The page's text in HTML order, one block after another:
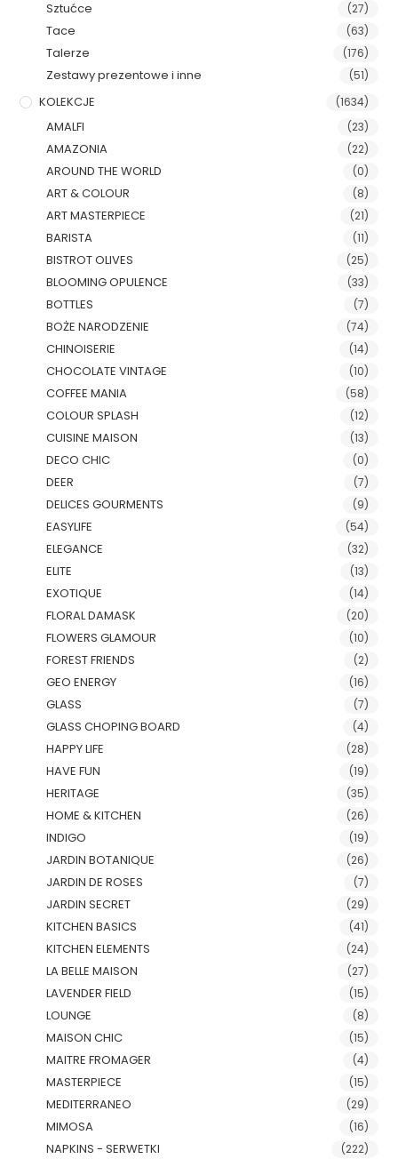
Sztućce (27)
Tace (63)
Talerze (176)
Zestawy prezentowe i inne (51)
KOLEKCJE (1634)
AMALFI (23)
AMAZONIA (22)
AROUND THE WORLD (0)
ART & COLOUR (8)
ART MASTERPIECE (21)
BARISTA (11)
BISTROT OLIVES (25)
BLOOMING OPULENCE (33)
BOTTLES (7)
BOŻE NARODZENIE (74)
CHINOISERIE (14)
CHOCOLATE VINTAGE (10)
COFFEE MANIA (58)
COLOUR SPLASH (12)
CUISINE MAISON (13)
DECO CHIC (0)
DEER (7)
DELICES GOURMENTS (9)
EASYLIFE (54)
ELEGANCE (32)
ELITE (13)
EXOTIQUE (14)
FLORAL DAMASK (20)
FLOWERS GLAMOUR (10)
FOREST FRIENDS (2)
GEO ENERGY (16)
GLASS (7)
GLASS CHOPING BOARD (4)
HAPPY LIFE (28)
HAVE FUN (19)
HERITAGE (35)
HOME & KITCHEN (26)
INDIGO (19)
JARDIN BOTANIQUE (26)
JARDIN DE ROSES (7)
JARDIN SECRET (29)
KITCHEN BASICS (41)
KITCHEN ELEMENTS (24)
LA BELLE MAISON (27)
LAVENDER FIELD (15)
LOUNGE (8)
MAISON CHIC (15)
MAITRE FROMAGER (4)
MASTERPIECE (15)
MEDITERRANEO (29)
MIMOSA (16)
NAPKINS - SERWETKI (222)